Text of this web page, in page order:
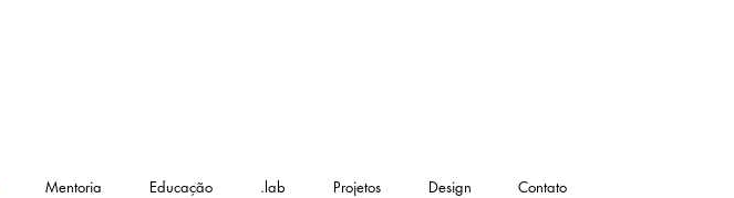
Mentoria Educação .lab Projetos Design Contato